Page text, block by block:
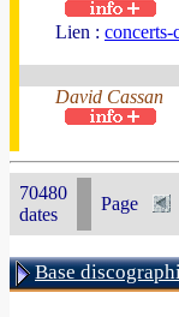
Lien : concerts-
David Cassan
70480
dates
Page
Base